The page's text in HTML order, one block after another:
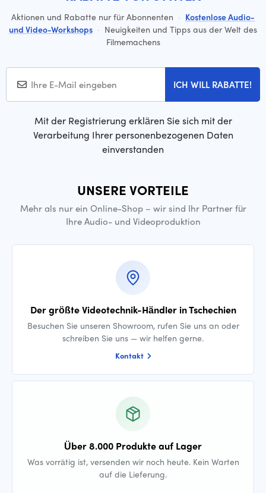
Aktionen und Rabatte nur für Abonnenten · Kostenlose Audio-
und Video-Workshops · Neuigkeiten und Tipps aus der Welt des
Filmemachens
ICH WILL RABATTE!
Mit der Registrierung erklären Sie sich mit der
Verarbeitung Ihrer personenbezogenen Daten
einverstanden
UNSERE VORTEILE
Mehr als nur ein Online-Shop – wir sind Ihr Partner für
Ihre Audio- und Videoproduktion
Der größte Videotechnik-Händler in Tschechien
Besuchen Sie unseren Showroom, rufen Sie uns an oder
schreiben Sie uns — wir helfen gerne.
Kontakt
Über 8.000 Produkte auf Lager
Was vorrätig ist, versenden wir noch heute. Kein Warten
auf die Lieferung.